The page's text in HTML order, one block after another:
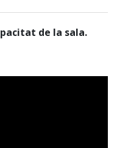
de la sala.